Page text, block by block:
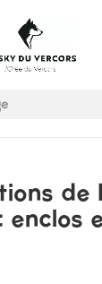
de
enclos